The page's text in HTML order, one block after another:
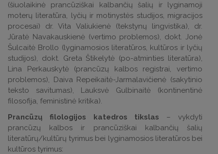
(šiuolaikinė prancūziškai kalbančių šalių ir lyginamoji
moterų literatūra, lyčių ir motinystės studijos, migracijos
procesai) dr. Vita Valiukienė (tekstynų lingvistika), dr.
Jūratė Navakauskienė (vertimo problemos), dokt. Jonė
Šulcaitė Brollo (lyginamosios literatūros, kultūros ir lyčių
studijos), dokt. Greta Štikelytė (po-atminties literatūra),
Lina Perkauskytė (prancūzų kalbos registrai, vertimo
problemos), Daiva Repeikaitė-Jarmalavičienė (sakytinio
teksto savitumas), Lauksvė Gulbinaitė (kontinentinė
filosofija, feministinė kritika).
Prancūzų filologijos katedros tikslas – vykdyti
prancūzų kalbos ir prancūziškai kalbančių šalių
literatūrų/kultūrų tyrimus bei lyginamosios literatūros bei
kultūros tyrimus: